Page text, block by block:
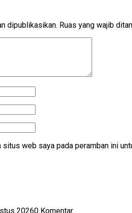
dipublikasikan. Ruas yang wajib
situs web saya pada peramban ini
20260 Komentar